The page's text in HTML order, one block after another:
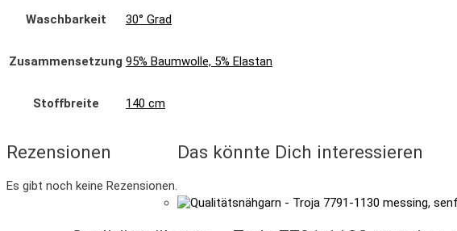
Waschbarkeit 30° Grad
Zusammensetzung 95% Baumwolle, 5% Elastan
Stoffbreite 140 cm
Rezensionen
Es gibt noch keine Rezensionen.
Das könnte Dich interessieren